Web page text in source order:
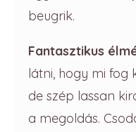
beugrik.
Fantasztikus
látni, hogy mi fog
de szép lassan
a megoldás.